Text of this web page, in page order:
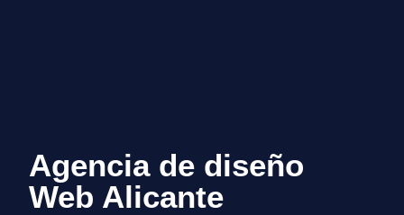
Agencia de diseño
Web Alicante